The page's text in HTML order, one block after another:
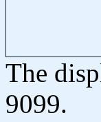
The
9099.